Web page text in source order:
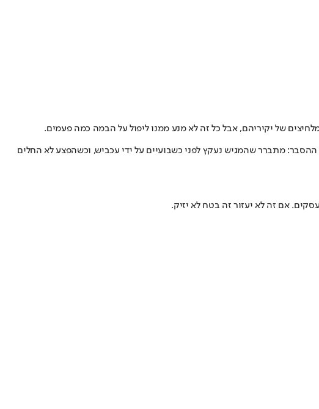
של יקיריהם, אבל כל זה לא מנע ממנו ליפול על הבמה כמה פעמים.
ותהיתם למה מודבק לו פלסטר על המצח, הנה ההסבר: מתברר שהמגיש נעקץ לפני כשבועיים על ידי עכביש, וכשהפצע לא החלים
אם זה לא יעזור זה בטח לא יזיק.